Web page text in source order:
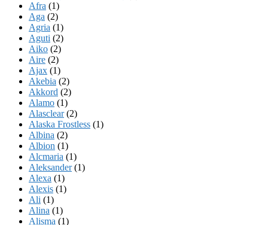
Afra (1)
Aga (2)
Agria (1)
Aguti (2)
Aiko (2)
Aire (2)
Ajax (1)
Akebia (2)
Akkord (2)
Alamo (1)
Alasclear(2)
Alaska Frostless (1)
Albina (2)
Albion (1)
Alcmaria (1)
Aleksander(1)
Alexa (1)
Alexis (1)
Ali (1)
Alina (1)
Alisma (1)